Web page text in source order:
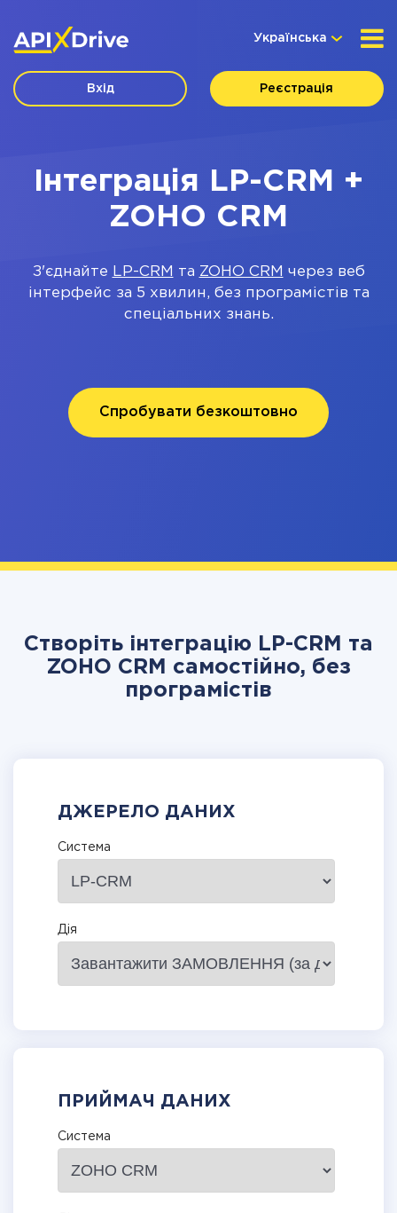
Українська
Вхід Реєстрація
Інтеграція LP-CRM +
ZOHO CRM
З'єднайте LP-CRM та ZOHO CRM через веб
інтерфейс за 5 хвилин, без програмістів та
спеціальних знань.
Спробувати безкоштовно
Створіть інтеграцію LP-CRM та
ZOHO CRM самостійно, без
програмістів
ДЖЕРЕЛО ДАНИХ
Система
Дія
ПРИЙМАЧ ДАНИХ
Система